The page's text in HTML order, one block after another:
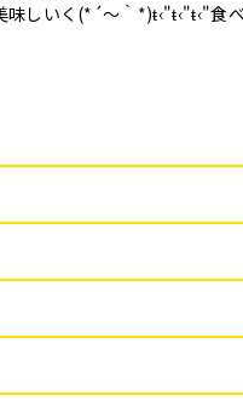
しいく(*´～｀*)ŧ‹"ŧ‹"ŧ‹"食